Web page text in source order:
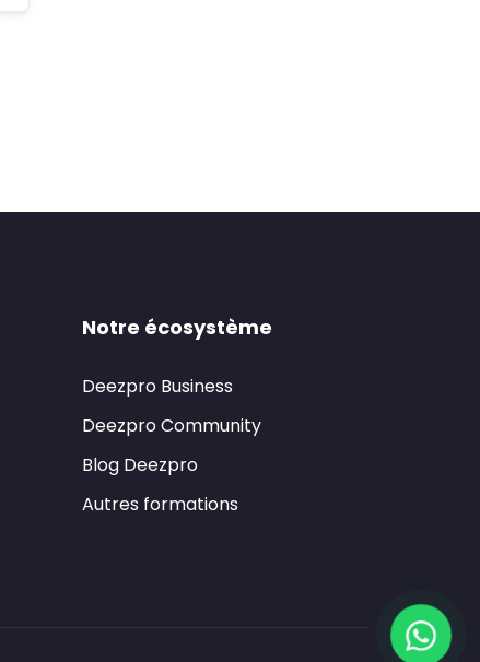
Notre écosystème
Deezpro Business
Deezpro Community
Blog Deezpro
Autres formations